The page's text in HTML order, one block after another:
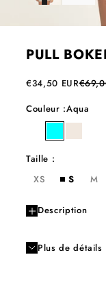
PULL
Prix de vente
€34,50 EURPrix
Couleur :Aqua
ultra violet
aquamilk
Taille :
XS
S M
Description
Plus de détails